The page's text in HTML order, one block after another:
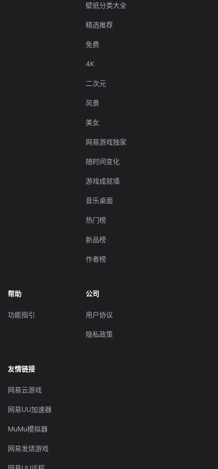
壁纸分类大全
精选推荐
免费
4K
二次元
风景
美女
网易游戏独家
随时间变化
游戏成就墙
音乐桌面
热门榜
新品榜
作者榜
帮助
功能指引
公司
用户协议
隐私政策
友情链接
网易云游戏
网易UU加速器
MuMu模拟器
网易发烧游戏